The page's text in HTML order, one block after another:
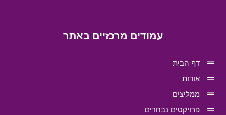
עמודים מרכזיים באתר
דף הבית
אודות
ממליצים
פרויקטים נבחרים